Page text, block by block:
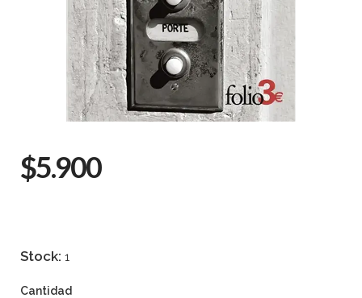
$5.900
Stock: 1
Cantidad